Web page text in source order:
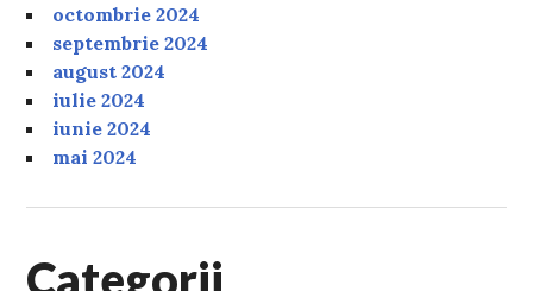
octombrie 2024
septembrie 2024
august 2024
iulie 2024
iunie 2024
mai 2024
Categorii